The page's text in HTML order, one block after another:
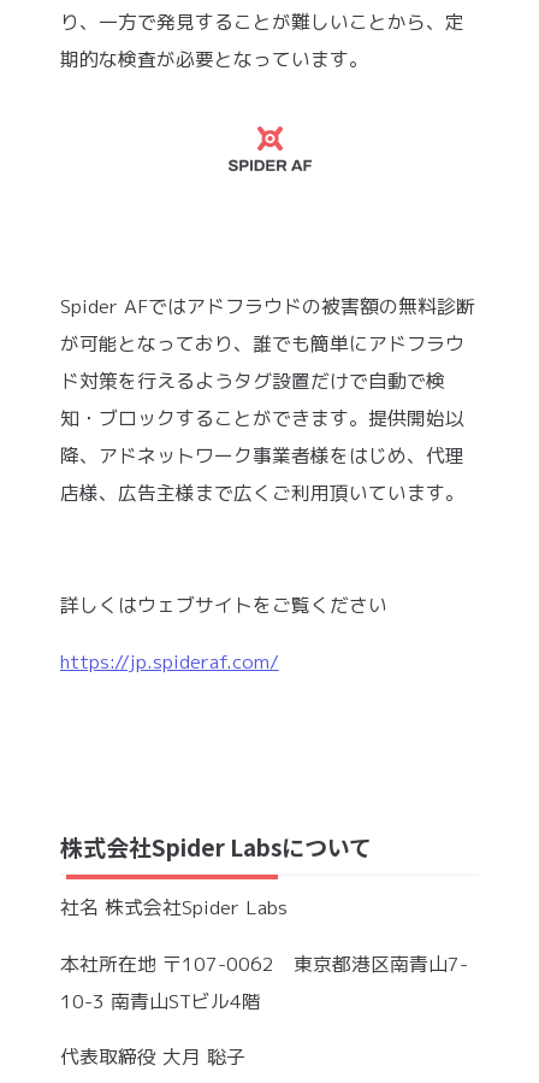
り、一方で発見することが難しいことから、定
期的な検査が必要となっています。
Spider AFではアドフラウドの被害額の無料診断
が可能となっており、誰でも簡単にアドフラウ
ド対策を行えるようタグ設置だけで自動で検
知・ブロックすることができます。提供開始以
降、アドネットワーク事業者様をはじめ、代理
店様、広告主様まで広くご利用頂いています。
詳しくはウェブサイトをご覧ください
https://jp.spideraf.com/
株式会社Spider Labsについて
社名 株式会社Spider Labs
本社所在地 〒107-0062 東京都港区南青山7-
10-3 南青山STビル4階
代表取締役 大月 聡子